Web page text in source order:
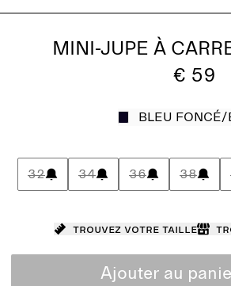
MINI-JUPE À
€ 59
BLEU FONCÉ/
32 34 36 38
Trouvez votre taille
Ajouter au